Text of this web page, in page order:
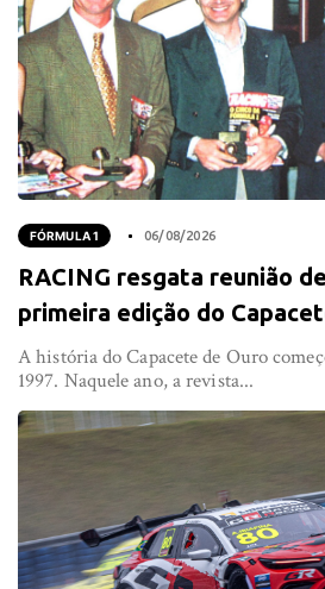
FÓRMULA 1 06/08/2026
RACING resgata reunião
primeira edição do
A história do Capacete de Ouro
1997. Naquele ano, a revista...